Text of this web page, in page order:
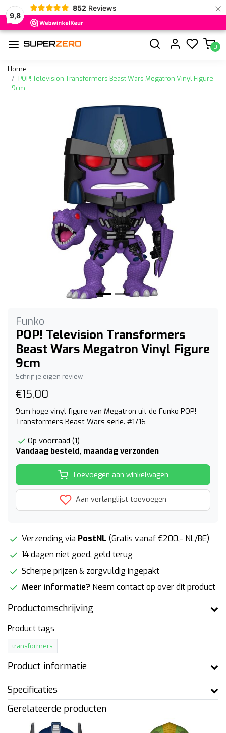
9,8
852 Reviews ×
0
Home
POP! Television Transformers Beast Wars Megatron Vinyl Figure
9cm
Funko
POP! Television Transformers
Beast Wars Megatron Vinyl Figure
9cm
Schrijf je eigen review
€15,00
9cm hoge vinyl figure van Megatron uit de Funko POP!
Transformers Beast Wars serie. #1716
Op voorraad (1)
Vandaag besteld, maandag verzonden
Toevoegen aan winkelwagen
Aan verlanglijst toevoegen
Verzending via PostNL (Gratis vanaf €200,- NL/BE)
14 dagen niet goed, geld terug
Scherpe prijzen & zorgvuldig ingepakt
Meer informatie? Neem contact op over dit product
Productomschrijving
Product tags
transformers
Product informatie
Specificaties
Gerelateerde producten